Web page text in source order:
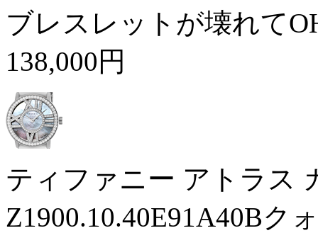
ブレスレットが壊れて
138,000円
ティファニー アトラス
Z1900.10.40E91A40Bク